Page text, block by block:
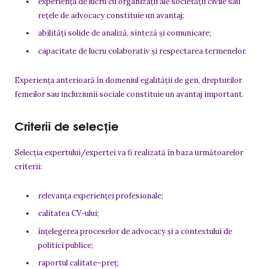
rețele de advocacy constituie un avantaj;
abilități solide de analiză, sinteză și comunicare;
capacitate de lucru colaborativ și respectarea termenelor.
Experiența anterioară în domeniul egalității de gen, drepturilor
femeilor sau incluziunii sociale constituie un avantaj important.
Criterii de selecție
Selecția expertului/expertei va fi realizată în baza următoarelor
criterii:
relevanța experienței profesionale;
calitatea CV-ului;
înțelegerea proceselor de advocacy și a contextului de
politici publice;
raportul calitate–preț;